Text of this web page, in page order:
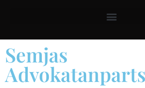
Semjas